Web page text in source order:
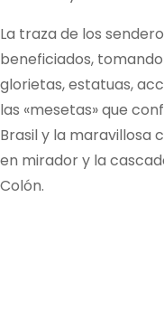
La traza de los
beneficiados,
glorietas, estatuas,
las «mesetas» que
Brasil y la maravillosa
en mirador y la
Colón.